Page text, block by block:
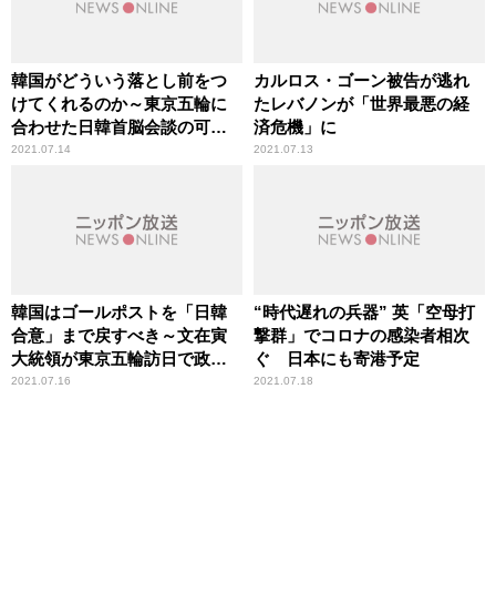
韓国がどういう落とし前をつ
けてくれるのか～東京五輪に
合わせた日韓首脳会談の可能
性
2021.07.14
カルロス・ゴーン被告が逃れ
たレバノンが「世界最悪の経
済危機」に
2021.07.13
韓国はゴールポストを「日韓
合意」まで戻すべき～文在寅
大統領が東京五輪訪日で政治
的会談を求めるなら
2021.07.16
“時代遅れの兵器” 英「空母打
撃群」でコロナの感染者相次
ぐ 日本にも寄港予定
2021.07.18